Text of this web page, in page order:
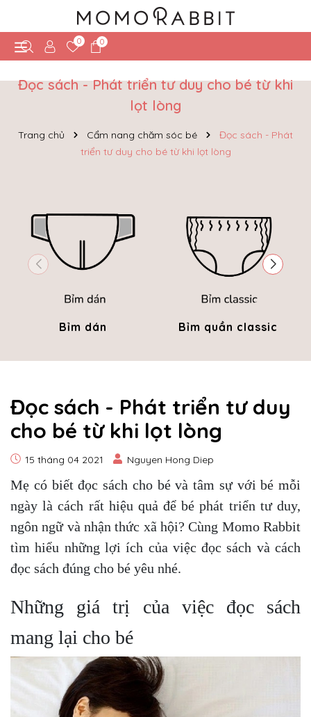
0 0
Đọc sách - Phát triển tư duy cho bé từ khi
lọt lòng
Trang chủ Cẩm nang chăm sóc bé
Đọc sách - Phát
triển tư duy cho bé từ khi lọt lòng
Bỉm dán Bỉm quần classic
Đọc sách - Phát triển tư duy
cho bé từ khi lọt lòng
15 tháng 04 2021 Nguyen Hong Diep
Mẹ có biết đọc sách cho bé và tâm sự với bé mỗi
ngày là cách rất hiệu quả để bé phát triển tư duy,
ngôn ngữ và nhận thức xã hội? Cùng Momo Rabbit
tìm hiểu những lợi ích của việc đọc sách và cách
đọc sách đúng cho bé yêu nhé.
Những giá trị của việc đọc sách
mang lại cho bé